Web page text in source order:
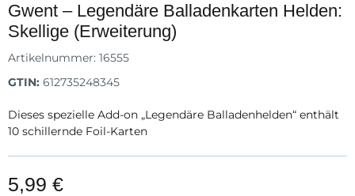
Gwent – Legendäre Balladenkarten Helden:
Skellige (Erweiterung)
Artikelnummer: 16555
GTIN: 612735248345
Dieses spezielle Add-on „Legendäre Balladenhelden“ enthält
10 schillernde Foil-Karten
5,99 €